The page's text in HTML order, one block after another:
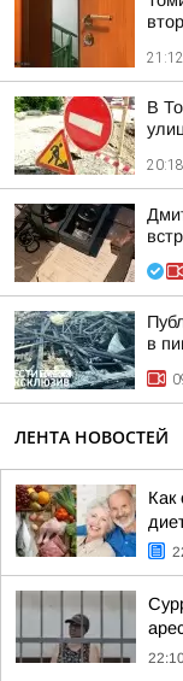
21:12
В
20:18
в
ЛЕНТА НОВОСТЕЙ
Как